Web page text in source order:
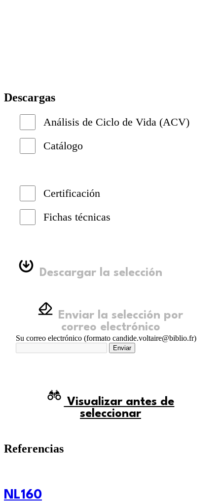
Descargas
Análisis de Ciclo de Vida (ACV)
Catálogo
Certificación
Fichas técnicas
Descargar la selección
correo electrónico
Su correo electrónico (formato candide.voltaire@biblio.fr)
Enviar
Visualizar antes de
seleccionar
Referencias
NL160